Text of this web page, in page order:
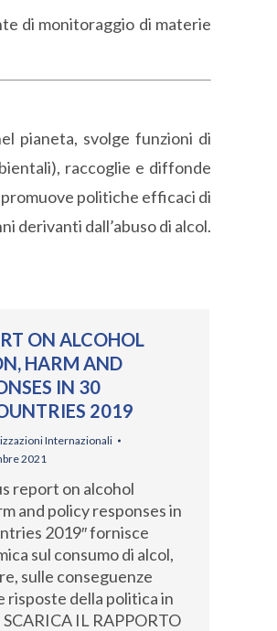
di monitoraggio di materie
pianeta, svolge funzioni di
raccoglie e diffonde
politiche efficaci di
derivanti dall’abuso di alcol.
ON ALCOHOL
HARM AND
IN 30
2019
Internazionali
2021
report on alcohol
and policy responses in
2019″ fornisce
sul consumo di alcol,
sulle conseguenze
risposte della politica in
IL RAPPORTO